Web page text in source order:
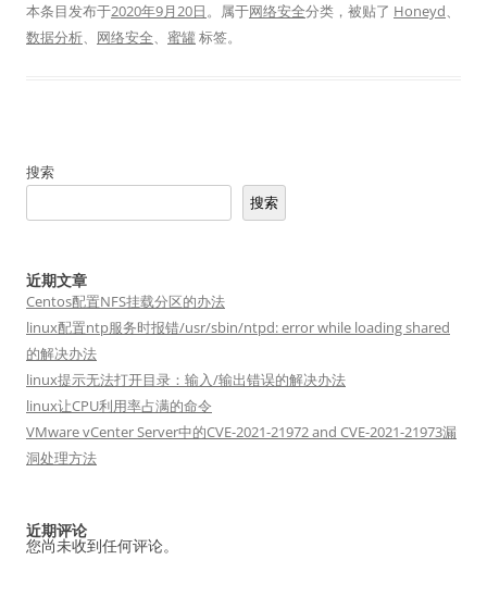
本条目发布于2020年9月20日。属于网络安全分类，被贴了 Honeyd、
数据分析、 网络安全、 蜜罐 标签。
搜索
搜索
近期文章
Centos配置NFS挂载分区的办法
linux配置ntp服务时报错/usr/sbin/ntpd: error while loading shared
的解决办法
linux提示无法打开目录：输入/输出错误的解决办法
linux让CPU利用率占满的命令
VMware vCenter Server中的CVE-2021-21972 and CVE-2021-21973漏
洞处理方法
近期评论
您尚未收到任何评论。